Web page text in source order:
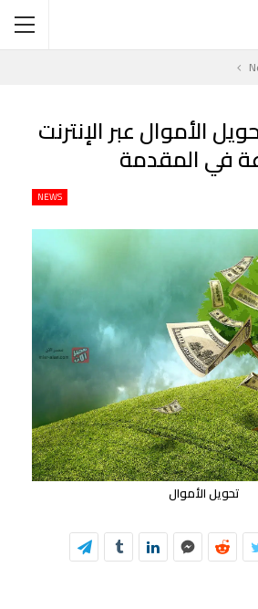
الأموال عبر الإنترنت
في المقدمة
NEWS
تحويل الأموال